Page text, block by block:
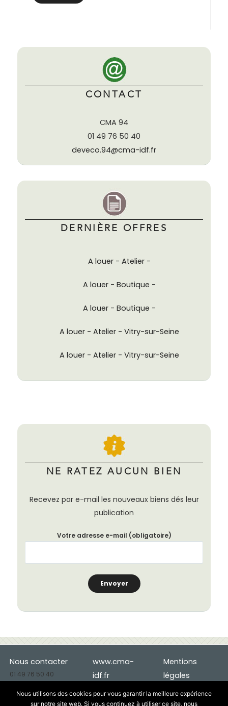
CONTACT
CMA 94
01 49 76 50 40
deveco.94@cma-idf.fr
DERNIÈRE OFFRES
A louer - Atelier -
A louer - Boutique -
A louer - Boutique -
A louer - Atelier - Vitry-sur-Seine
A louer - Atelier - Vitry-sur-Seine
NE RATEZ AUCUN BIEN
Recevez par e-mail les nouveaux biens dés leur
publication
Votre adresse e-mail (obligatoire)
Nous contacter
01 49 76 50 40
www.cma-
idf.fr
Mentions
légales
Cookies
Données
Nous utilisons des cookies pour vous garantir la meilleure expérience
sur notre site web. Si vous continuez à utiliser ce site, nous